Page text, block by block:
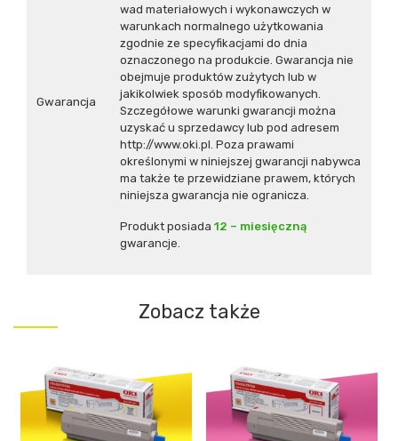
Gwarancja
wad materiałowych i wykonawczych w
warunkach normalnego użytkowania
zgodnie ze specyfikacjami do dnia
oznaczonego na produkcie. Gwarancja nie
obejmuje produktów zużytych lub w
jakikolwiek sposób modyfikowanych.
Szczegółowe warunki gwarancji można
uzyskać u sprzedawcy lub pod adresem
http://www.oki.pl . Poza prawami
określonymi w niniejszej gwarancji nabywca
ma także te przewidziane prawem, których
niniejsza gwarancja nie ogranicza.
Produkt posiada 12 – miesięczną
gwarancje.
Zobacz także